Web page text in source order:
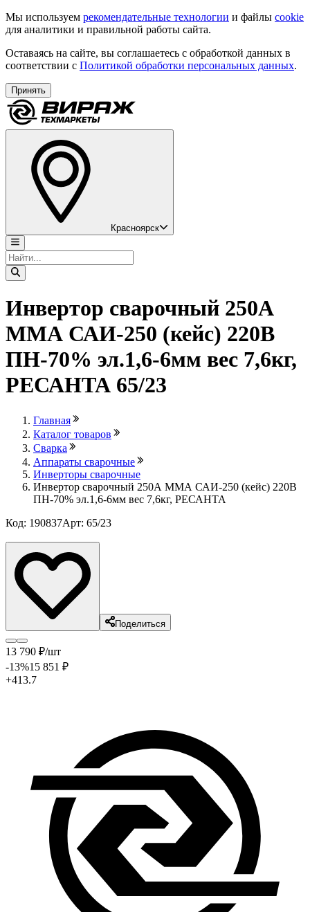
Мы используем рекомендательные технологии и файлы cookie
для аналитики и правильной работы сайта.
Оставаясь на сайте, вы соглашаетесь с обработкой данных в
соответствии с Политикой обработки персональных данных.
Принять
Красноярск
Инвертор сварочный 250А
ММА САИ-250 (кейс) 220В
ПН-70% эл.1,6-6мм вес 7,6кг,
РЕСАНТА 65/23
Главная
Каталог товаров
Сварка
Аппараты сварочные
Инверторы сварочные
Инвертор сварочный 250А ММА САИ-250 (кейс) 220В
ПН-70% эл.1,6-6мм вес 7,6кг, РЕСАНТА
Код: 190837Арт: 65/23
Поделиться
13 790 ₽/шт
-13%15 851 ₽
+413.7